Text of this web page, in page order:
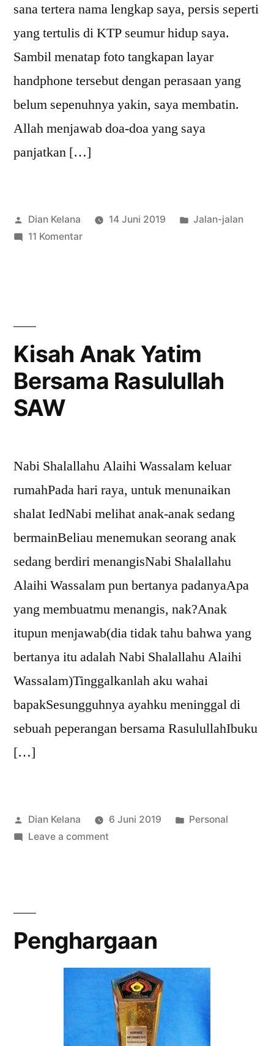
sana tertera nama lengkap saya, persis seperti
yang tertulis di KTP seumur hidup saya.
Sambil menatap foto tangkapan layar
handphone tersebut dengan perasaan yang
belum sepenuhnya yakin, saya membatin.
Allah menjawab doa-doa yang saya
panjatkan […]
Posted
by
Dian Kelana 14 Juni 2019
Posted
Jalan-jalan
11 Komentarpada
tiket
pesawat
Kisah Anak Yatim
Bersama Rasulullah
SAW
Nabi Shalallahu Alaihi Wassalam keluar
rumahPada hari raya, untuk menunaikan
shalat IedNabi melihat anak-anak sedang
bermainBeliau menemukan seorang anak
sedang berdiri menangisNabi Shalallahu
Alaihi Wassalam pun bertanya padanyaApa
yang membuatmu menangis, nak?Anak
itupun menjawab(dia tidak tahu bahwa yang
bertanya itu adalah Nabi Shalallahu Alaihi
Wassalam)Tinggalkanlah aku wahai
bapakSesungguhnya ayahku meninggal di
sebuah peperangan bersama RasulullahIbuku
[…]
Posted
by
Dian Kelana 6 Juni 2019
Posted
Personal
Leave a commenton
SAW
Penghargaan